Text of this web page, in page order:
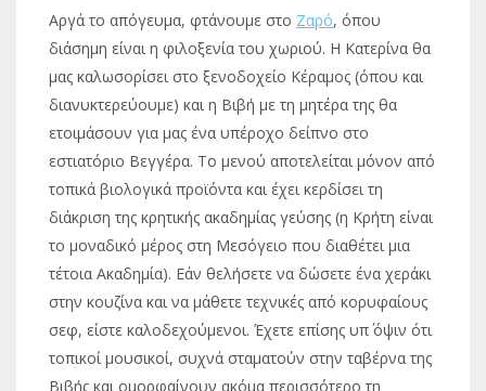
Αργά το απόγευμα, φτάνουμε στο Ζαρό, όπου
διάσημη είναι η φιλοξενία του χωριού. Η Κατερίνα θα
μας καλωσορίσει στο ξενοδοχείο Κέραμος (όπου και
διανυκτερεύουμε) και η Βιβή με τη μητέρα της θα
ετοιμάσουν για μας ένα υπέροχο δείπνο στο
εστιατόριο Βεγγέρα. Το μενού αποτελείται μόνον από
τοπικά βιολογικά προϊόντα και έχει κερδίσει τη
διάκριση της κρητικής ακαδημίας γεύσης (η Κρήτη είναι
το μοναδικό μέρος στη Μεσόγειο που διαθέτει μια
τέτοια Ακαδημία). Εάν θελήσετε να δώσετε ένα χεράκι
στην κουζίνα και να μάθετε τεχνικές από κορυφαίους
σεφ, είστε καλοδεχούμενοι. Έχετε επίσης υπ΄ όψιν ότι
τοπικοί μουσικοί, συχνά σταματούν στην ταβέρνα της
Βιβής και ομορφαίνουν ακόμα περισσότερο τη